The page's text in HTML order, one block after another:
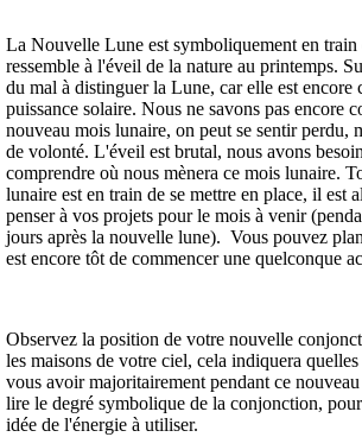
La Nouvelle Lune est symboliquement en train
ressemble à l'éveil de la nature au printemps.
du mal à distinguer la Lune, car elle est encore
puissance solaire. Nous ne savons pas encore
nouveau mois lunaire, on peut se sentir perdu,
de volonté. L'éveil est brutal, nous avons
comprendre où nous mènera ce mois lunaire.
lunaire est en train de se mettre en place, il est
penser à vos projets pour le mois à venir
jours après la nouvelle lune). Vous pouvez
est encore tôt de commencer une quelconque
Observez la position de votre nouvelle
les maisons de votre ciel, cela indiquera
vous avoir majoritairement pendant ce
lire le degré symbolique de la conjonction,
idée de l'énergie à utiliser.